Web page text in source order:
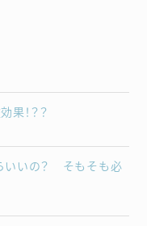
！？？
いいの？ そもそも必